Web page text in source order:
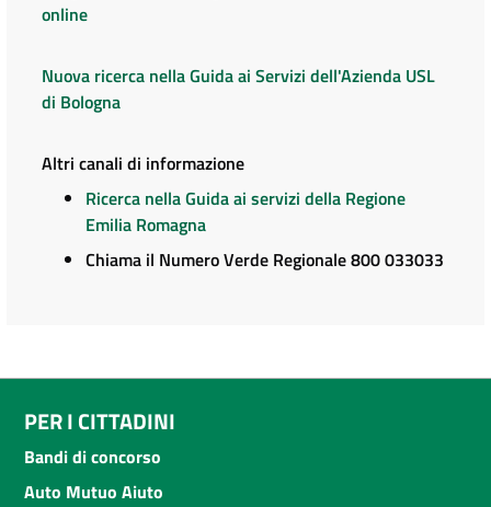
online
Nuova ricerca nella Guida ai Servizi dell'Azienda USL
di Bologna
Altri canali di informazione
Ricerca nella Guida ai servizi della Regione
Emilia Romagna
Chiama il Numero Verde Regionale 800 033033
PER I CITTADINI
Bandi di concorso
Auto Mutuo Aiuto